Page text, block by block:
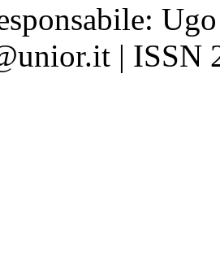
| ISSN